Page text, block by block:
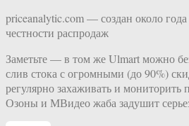
priceanalytic.com — создан около года
честности распродаж
Заметьте — в том же Ulmart можно
слив стока с огромными (до 90%)
регулярно захаживать и мониторить
Озоны и МВидео жаба задушит